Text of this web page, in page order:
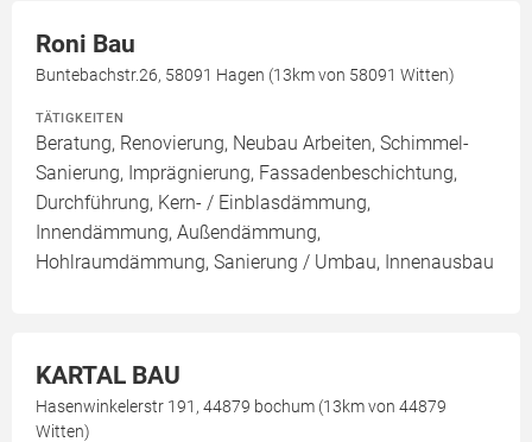
Roni Bau
Buntebachstr.26, 58091 Hagen (13km von 58091 Witten)
TÄTIGKEITEN
Beratung, Renovierung, Neubau Arbeiten, Schimmel-
Sanierung, Imprägnierung, Fassadenbeschichtung,
Durchführung, Kern- / Einblasdämmung,
Innendämmung, Außendämmung,
Hohlraumdämmung, Sanierung / Umbau, Innenausbau
KARTAL BAU
Hasenwinkelerstr 191, 44879 bochum (13km von 44879
Witten)